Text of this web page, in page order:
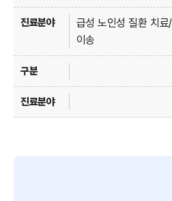
급성 노인성 질환 치
이송